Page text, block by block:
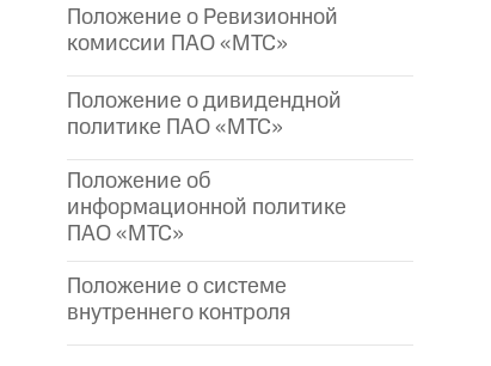
Положение о Ревизионной
комиссии ПАО «МТС»
Положение о дивидендной
политике ПАО «МТС»
Положение об
информационной политике
ПАО «МТС»
Положение о системе
внутреннего контроля